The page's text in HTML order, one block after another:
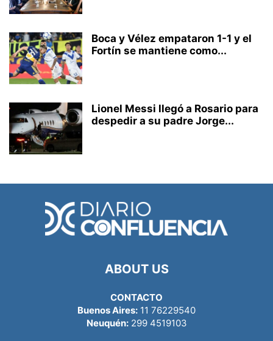
Boca y Vélez empataron 1-1 y el
Fortín se mantiene como...
Lionel Messi llegó a Rosario para
despedir a su padre Jorge...
ABOUT US
CONTACTO
Buenos Aires: 11 76229540
Neuquén:299 4519103